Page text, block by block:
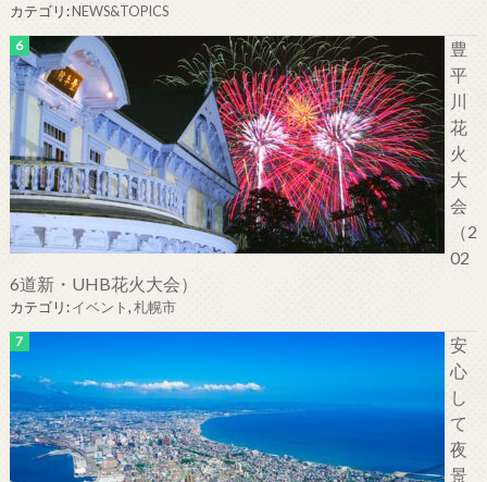
カテゴリ:NEWS&TOPICS
豊
平
川
花
火
大
会
（2
02
6道新・UHB花火大会）
カテゴリ:イベント,札幌市
安
心
し
て
夜
景